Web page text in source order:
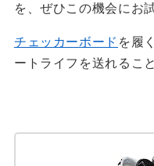
を、ぜひこの機会にお
チェッカーボード を履
ートライフを送れるこ